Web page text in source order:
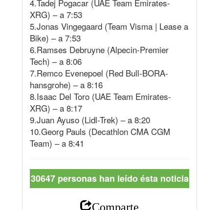
4.Tadej Pogacar (UAE Team Emirates-
XRG) – a 7:53
5.Jonas Vingegaard (Team Visma | Lease a
Bike) – a 7:53
6.Ramses Debruyne (Alpecin-Premier
Tech) – a 8:06
7.Remco Evenepoel (Red Bull-BORA-
hansgrohe) – a 8:16
8.Isaac Del Toro (UAE Team Emirates-
XRG) – a 8:17
9.Juan Ayuso (Lidl-Trek) – a 8:20
10.Georg Pauls (Decathlon CMA CGM
Team) – a 8:41
30647 personas han leído ésta noticia
Comparte